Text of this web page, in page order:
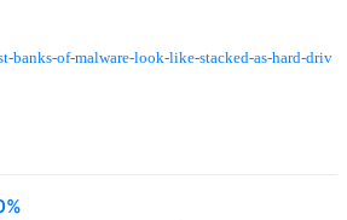
banks-of-malware-look-like-stacked-as-hard-driv